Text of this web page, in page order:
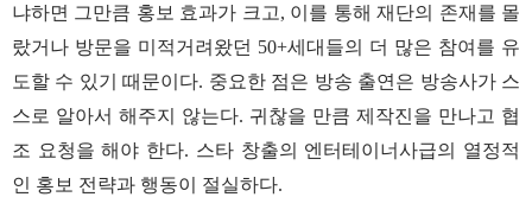
냐하면 그만큼 홍보 효과가 크고, 이를 통해 재단의 존재를 몰
랐거나 방문을 미적거려왔던 50+세대들의 더 많은 참여를 유
도할 수 있기 때문이다. 중요한 점은 방송 출연은 방송사가 스
스로 알아서 해주지 않는다. 귀찮을 만큼 제작진을 만나고 협
조 요청을 해야 한다. 스타 창출의 엔터테이너사급의 열정적
인 홍보 전략과 행동이 절실하다.